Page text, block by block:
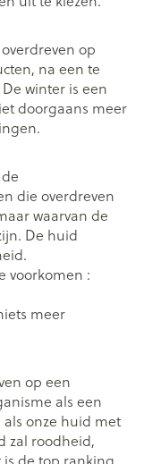
op
na een te
winter is een
doorgaans meer
die overdreven
waarvan de
De huid
voorkomen :
meer
op een
als een
onze huid met
zal roodheid,